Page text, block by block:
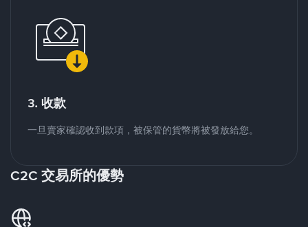
3. 收款
一旦賣家確認收到款項，被保管的貨幣將被發放給您。
C2C 交易所的優勢